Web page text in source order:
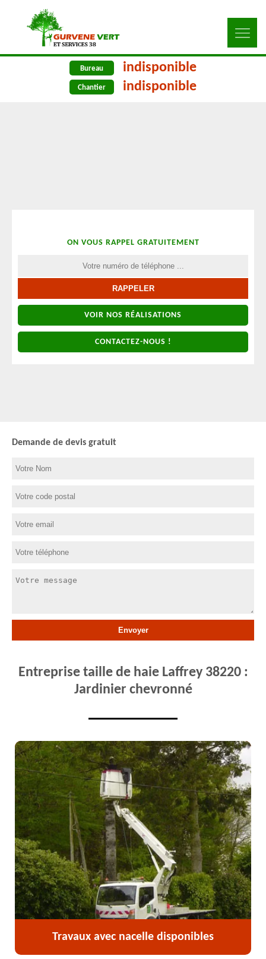
Bureau indisponible
Chantier indisponible
ON VOUS RAPPEL GRATUITEMENT
VOIR NOS RÉALISATIONS
CONTACTEZ-NOUS !
Demande de devis gratuit
Entreprise taille de haie Laffrey 38220 :
Jardinier chevronné
Travaux avec nacelle disponibles